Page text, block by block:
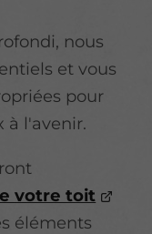
nous
et vous
pour
à l'avenir.
votre toit
éléments